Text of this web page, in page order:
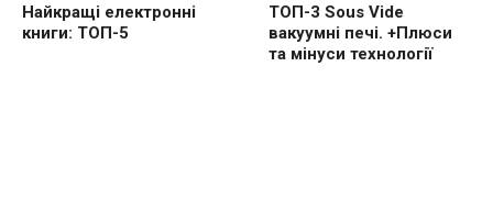
Найкращі електронні
книги: ТОП-5
ТОП-3 Sous Vide
вакуумні печі. +Плюси
та мінуси технології